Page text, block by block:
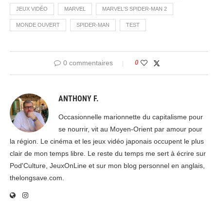
JEUX VIDÉO MARVEL MARVEL'S SPIDER-MAN 2
MONDE OUVERT SPIDER-MAN TEST
0 commentaires 0
ANTHONY F.
Occasionnelle marionnette du capitalisme pour
se nourrir, vit au Moyen-Orient par amour pour
la région. Le cinéma et les jeux vidéo japonais occupent le plus
clair de mon temps libre. Le reste du temps me sert à écrire sur
Pod'Culture, JeuxOnLine et sur mon blog personnel en anglais,
thelongsave.com.